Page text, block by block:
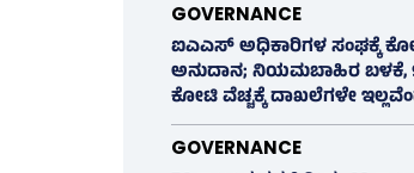
GOVERNANCE
ಐಎಎಸ್‌ ಅಧಿಕಾರಿಗಳ ಸಂಘಕ್ಕೆ
ಅನುದಾನ; ನಿಯಮಬಾಹಿರ ಬಳಕೆ,
ಕೋಟಿ ವೆಚ್ಚಕ್ಕೆ ದಾಖಲೆಗಳೇ
GOVERNANCE